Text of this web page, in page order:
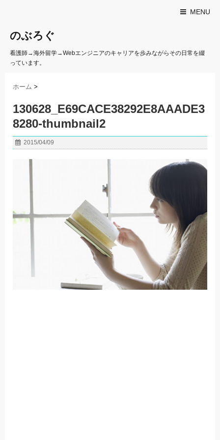
MENU
のぶろぐ
看護師→海外留学→Webエンジニアのキャリアを歩みながらその日常を綴
っています。
ホーム >
130628_E69CACE38292E8AAADE3
8280-thumbnail2
2015/04/09